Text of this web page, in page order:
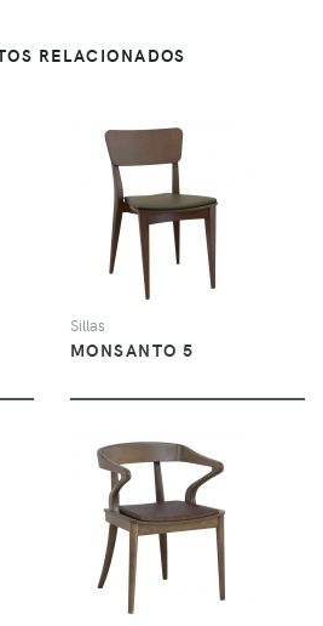
RELACIONADOS
VER
Sillas
MONSANTO 5
VER